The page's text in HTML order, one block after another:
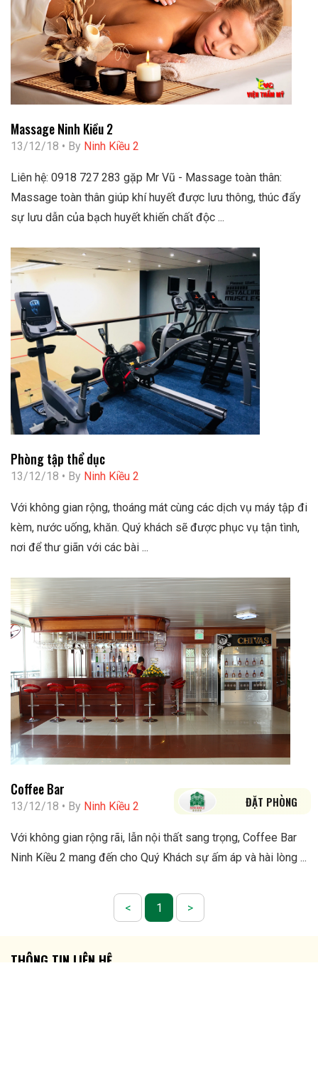
Massage Ninh Kiều 2
13/12/18 • By Ninh Kiều 2
Liên hệ: 0918 727 283 gặp Mr Vũ - Massage toàn thân:
Massage toàn thân giúp khí huyết được lưu thông, thúc đẩy
sự lưu dẫn của bạch huyết khiến chất độc ...
Phòng tập thể dục
13/12/18 • By Ninh Kiều 2
Với không gian rộng, thoáng mát cùng các dịch vụ máy tập đi
kèm, nước uống, khăn. Quý khách sẽ được phục vụ tận tình,
nơi để thư giãn với các bài ...
Coffee Bar
13/12/18 • By Ninh Kiều 2
Với không gian rộng rãi, lẫn nội thất sang trọng, Coffee Bar
Ninh Kiều 2 mang đến cho Quý Khách sự ấm áp và hài lòng ...
< 1 >
ĐẶT PHÒNG
THÔNG TIN LIÊN HỆ